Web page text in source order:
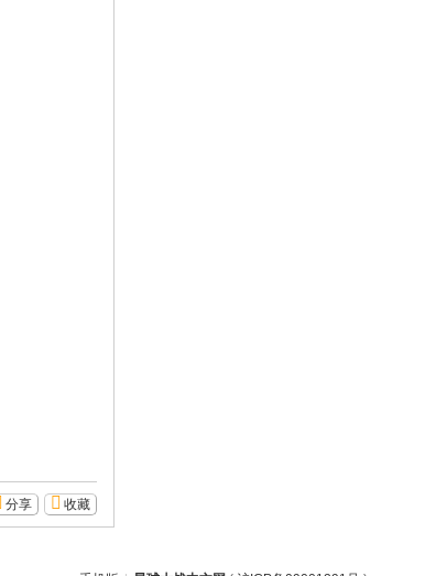
收藏
分享